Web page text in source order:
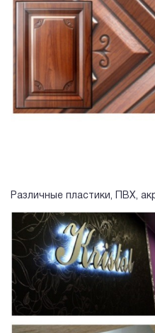
Различные пластики, ПВХ,